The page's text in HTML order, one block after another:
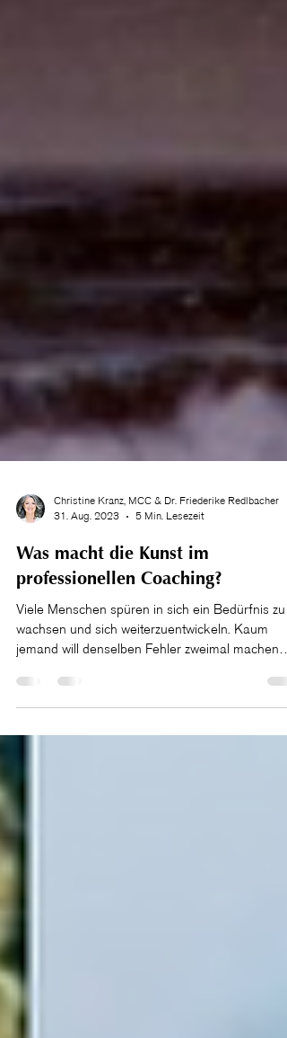
31. Aug. 2023
5 Min. Lesezeit
Was macht die Kunst im
professionellen Coaching?
Viele Menschen spüren in sich ein Bedürfnis zu
jemand will denselben Fehler zweimal machen
oder...